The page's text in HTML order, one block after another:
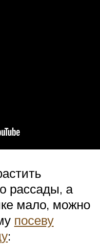
рассады, а
мало, можно
посеву
: